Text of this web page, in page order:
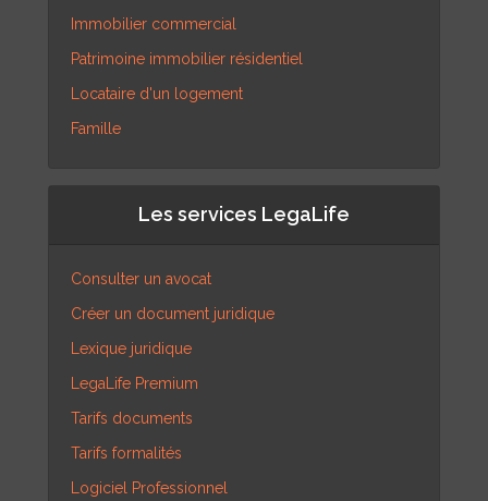
Immobilier commercial
Patrimoine immobilier résidentiel
Locataire d'un logement
Famille
Les services LegaLife
Consulter un avocat
Créer un document juridique
Lexique juridique
LegaLife Premium
Tarifs documents
Tarifs formalités
Logiciel Professionnel